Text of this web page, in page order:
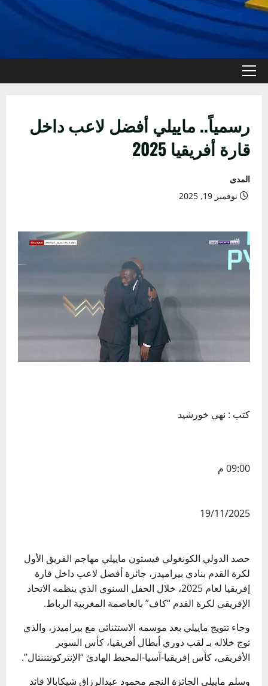
القائمة
رسمياً.. ماييلي أفضل لاعب داخل
قارة أفريقيا 2025
المدى
نوفمبر 19, 2025
كتب : نهي خورشيد
09:00 م
19/11/2025
حصد الدولي الكونغولي فيستون ماييلي مهاجم الفريق الأول
لكرة القدم بنادي بيراميدز، جائزة أفضل لاعب داخل قارة
إفريقيا لعام 2025، خلال الحفل السنوي الذي ينظمه الاتحاد
الإفريقي لكرة القدم “كاف” بالعاصمة المغربية الرباط.
وجاء تتويج ماييلي بعد موسمه الاستثنائي مع بيراميدز، والذي
توج خلاله بـ لقب دوري أبطال أفريقيا، كأس السوبر
الأفريقي، كأس إفريقيا-آسيا-المحيط الهادئ “الإنتركونتننتال”.
وسلم ماييلي الجائزة النجم محمود عبدالرزاق شيكابالا قائد